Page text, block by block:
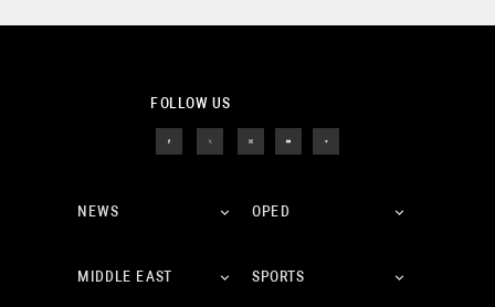
FOLLOW US
NEWS OPED
MIDDLE EAST SPORTS